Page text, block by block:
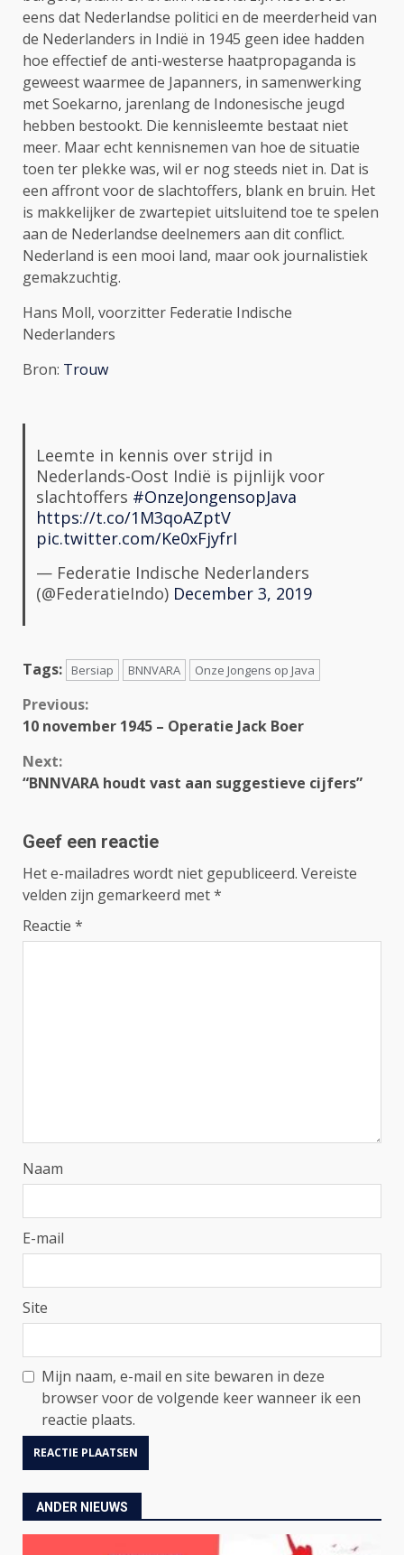
eens dat Nederlandse politici en de meerderheid van
de Nederlanders in Indië in 1945 geen idee hadden
hoe effectief de anti-westerse haatpropaganda is
geweest waarmee de Japanners, in samenwerking
met Soekarno, jarenlang de Indonesische jeugd
hebben bestookt. Die kennisleemte bestaat niet
meer. Maar echt kennisnemen van hoe de situatie
toen ter plekke was, wil er nog steeds niet in. Dat is
een affront voor de slachtoffers, blank en bruin. Het
is makkelijker de zwartepiet uitsluitend toe te spelen
aan de Nederlandse deelnemers aan dit conflict.
Nederland is een mooi land, maar ook journalistiek
gemakzuchtig.
Hans Moll, voorzitter Federatie Indische
Nederlanders
Bron: Trouw
Leemte in kennis over strijd in
Nederlands-Oost Indië is pijnlijk voor
slachtoffers #OnzeJongensopJava
https://t.co/1M3qoAZptV
pic.twitter.com/Ke0xFjyfrI
— Federatie Indische Nederlanders
(@FederatieIndo) December 3, 2019
Tags: Bersiap BNNVARA Onze Jongens op Java
Continue
Previous:
10 november 1945 – Operatie Jack Boer
Next:
“BNNVARA houdt vast aan suggestieve cijfers”
Geef een reactie
Het e-mailadres wordt niet gepubliceerd. Vereiste
velden zijn gemarkeerd met*
Reactie *
Naam
E-mail
Site
Mijn naam, e-mail en site bewaren in deze
browser voor de volgende keer wanneer ik een
reactie plaats.
ANDER NIEUWS